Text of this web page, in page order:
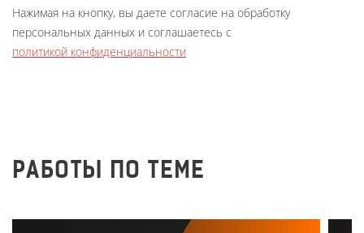
Нажимая на кнопку, вы даете согласие на обработку
персональных данных и соглашаетесь с
политикой конфиденциальности
РАБОТЫ ПО ТЕМЕ